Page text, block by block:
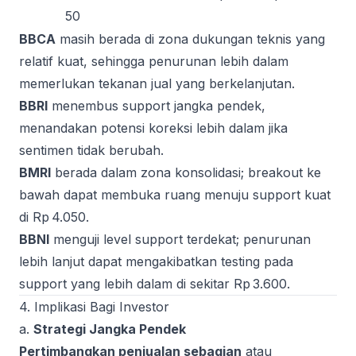
50
BBCA masih berada di zona dukungan teknis yang
relatif kuat, sehingga penurunan lebih dalam
memerlukan tekanan jual yang berkelanjutan.
BBRI menembus support jangka pendek,
menandakan potensi koreksi lebih dalam jika
sentimen tidak berubah.
BMRI berada dalam zona konsolidasi; breakout ke
bawah dapat membuka ruang menuju support kuat
di Rp 4.050.
BBNI menguji level support terdekat; penurunan
lebih lanjut dapat mengakibatkan testing pada
support yang lebih dalam di sekitar Rp 3.600.
4. Implikasi Bagi Investor
a. Strategi Jangka Pendek
Pertimbangkan penjualan sebagian atau